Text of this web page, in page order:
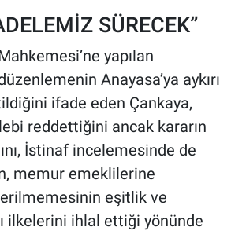
SÜRECEK”
yapılan
Anayasa’ya aykırı
ifade eden Çankaya,
reddettiğini ancak kararın
İstinaf incelemesinde de
memur emeklilerine
eşitlik ve
ilkelerini ihlal ettiği yönünde